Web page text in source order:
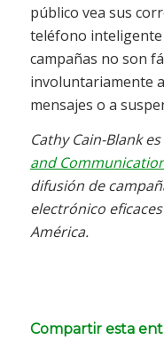
público vea sus
teléfono inteligente
campañas no son
involuntariamente
mensajes o a
Cathy Cain-Blank
and
difusión de
electrónico
América.
Compartir esta